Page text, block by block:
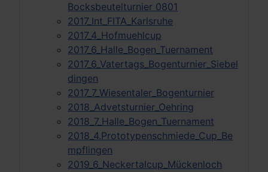
Bocksbeutelturnier 0801
2017_Int_FITA_Karlsruhe
2017_4_Hofmuehlcup
2017_6_Halle_Bogen_Tuernament
2017_6_Vatertags_Bogenturnier_Siebel
dingen
2017_7_Wiesentaler_Bogenturnier
2018_Advetsturnier_Oehring
2018_7_Halle_Bogen_Tuernament
2018_4.Prototypenschmiede_Cup_Be
mpflingen
2019_6_Neckertalcup_Mückenloch